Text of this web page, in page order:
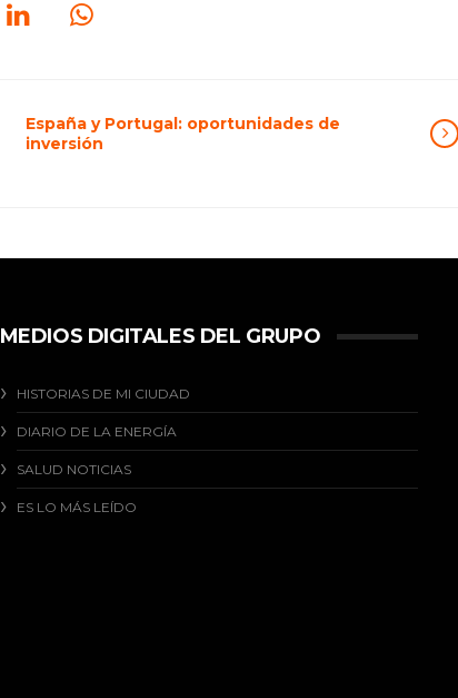
España y Portugal: oportunidades de
inversión
MEDIOS DIGITALES DEL GRUPO
HISTORIAS DE MI CIUDAD
DIARIO DE LA ENERGÍA
SALUD NOTICIAS
ES LO MÁS LEÍDO